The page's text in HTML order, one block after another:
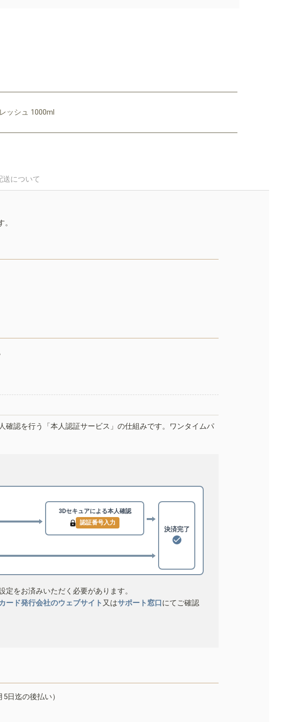
ッシュ 1000ml
送について
確認を行う「本人認証サービス」の仕組みです。ワンタイムパ
3Dセキュアによる本人確認
認証番号入力
決済完了
をお済みいただく必要があります。
ード発行会社のウェブサイト 又はサポート窓口にてご確認
日迄の後払い）